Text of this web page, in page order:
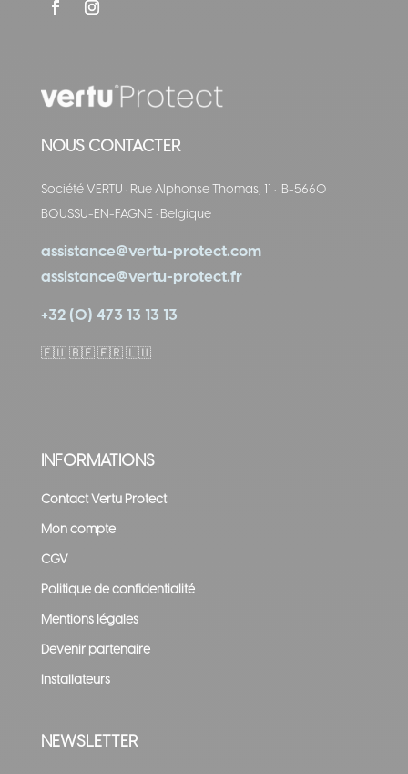
NOUS CONTACTER
Société VERTU ·Rue Alphonse Thomas, 11 · B-5660
BOUSSU-EN-FAGNE ·Belgique
assistance@vertu-protect.com
assistance@vertu-protect.fr
+32 (0) 473 13 13 13
🇪🇺 🇧🇪 🇫🇷 🇱🇺
INFORMATIONS
Contact Vertu Protect
Mon compte
CGV
Politique de confidentialité
Mentions légales
Devenir partenaire
Installateurs
NEWSLETTER